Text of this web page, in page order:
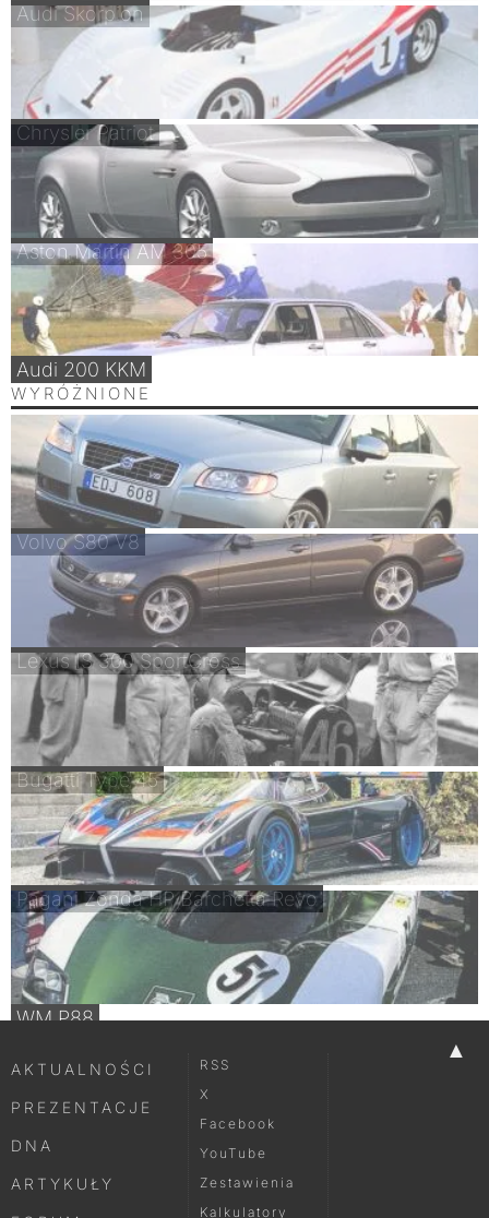
Audi Skorpion
Chrysler Patriot
Aston Martin AM 305
Audi 200 KKM
WYRÓŻNIONE
Volvo S80 V8
Lexus IS 300 SportCross
Bugatti Type 45
Pagani Zonda HP Barchetta Revo
WM P88
▲
AKTUALNOŚCI
PREZENTACJE
DNA
ARTYKUŁY
RSS
X
Facebook
YouTube
Zestawienia
Kalkulatory